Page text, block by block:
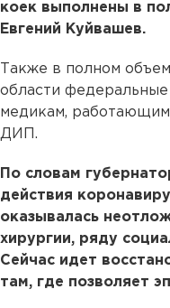
коек выполнены в
Евгений Куйвашев.
Также в полном
области
медикам,
ДИП.
По словам
действия
оказывалась
хирургии, ряду
Сейчас идет
там, где позволяет